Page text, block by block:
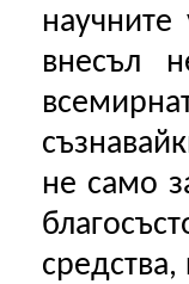
внесъл
не само
средства,